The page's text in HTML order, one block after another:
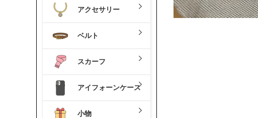
アクセサリー
ベルト
スカーフ
アイフォーンケース
小物